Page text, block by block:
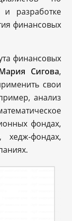
разработке
финансовых
финансовых
Сигова,
свои
анализ
фондах,
хедж-фондах,